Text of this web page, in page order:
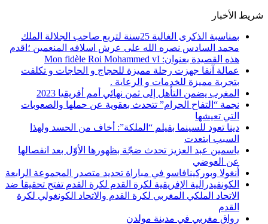
شريط الأخبار
بمناسبة الذكرى الغالية 25سنة لتربع صاحب الجلالة الملك
محمد السادس نصره الله على عرش اسلافه المنعمين ؛اقدم
هذه القصيدة بعنوان: Mon fidèle Roi Mohammed vI
عمالة آنفا جهزت رحلة مميزة للحجاج و الحاجات و تكلفت
بتجربة مميزة للخدمات و الرعاية .
المغرب يضمن التأهل إلى ثمن نهائي أمم أفريقيا 2023
نجمة “التفاح الحرام” تتحدث بعقوية عن حملها والصعوبات
التي تعيشها
دينا تعود للسينما بفيلم “الملكة”: أخاف من الحسد ولهذا
السبب ابتعدت
ياسمين عبد العزيز تحدث ضجّة بظهورها الأوّل بعد انفصالها
عن العوضي
أنغولا وبوركينافاسو في مباراة تحديد متصدر المجموعة الرابعة
الكونفيدرالية الإفريقية لكرة القدم لكرة القدم تفتح تحقيقا ضد
الاتحاد الملكي المغربي لكرة القدم والاتحاد الكونغولي لكرة
القدم
رواق مغربي في مدينة مولدن